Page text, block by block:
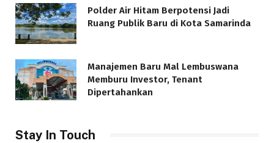
Polder Air Hitam Berpotensi Jadi
Ruang Publik Baru di Kota Samarinda
Manajemen Baru Mal Lembuswana
Memburu Investor, Tenant
Dipertahankan
Stay In Touch